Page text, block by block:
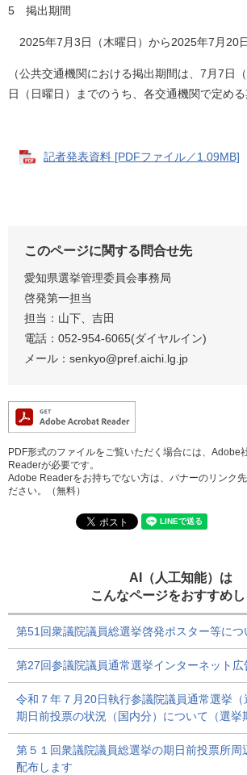
5 掲出期間
2025年7月3日（木曜日）から2025年7月20
（公共交通機関における掲出期間は、7月7日
日（日曜日）までのうち、各交通機関で定める
記者発表資料 [PDFファイル／1.09MB]
このページに関する問合せ先
愛知県選挙管理委員会事務局
啓発第一担当
担当：山下、吉田
電話：052-954-6065(ダイヤルイン)
メール： senkyo@pref.aichi.lg.jp
PDF形式のファイルをご覧いただく場合には、Adobe
Readerが必要です。
Adobe Readerをお持ちでない方は、バナーのリンク
ださい。（無料）
AI（人工知能）は
こんなページをおすすめ
第51回衆議院議員総選挙啓発ポスター等につ
第27回参議院議員通常選挙インターネット
令和７年７月20日執行参議院議員通常選挙（
期日前投票の状況（国内分）について（選挙
第５１回衆議院議員総選挙の期日前投票所周
配布します